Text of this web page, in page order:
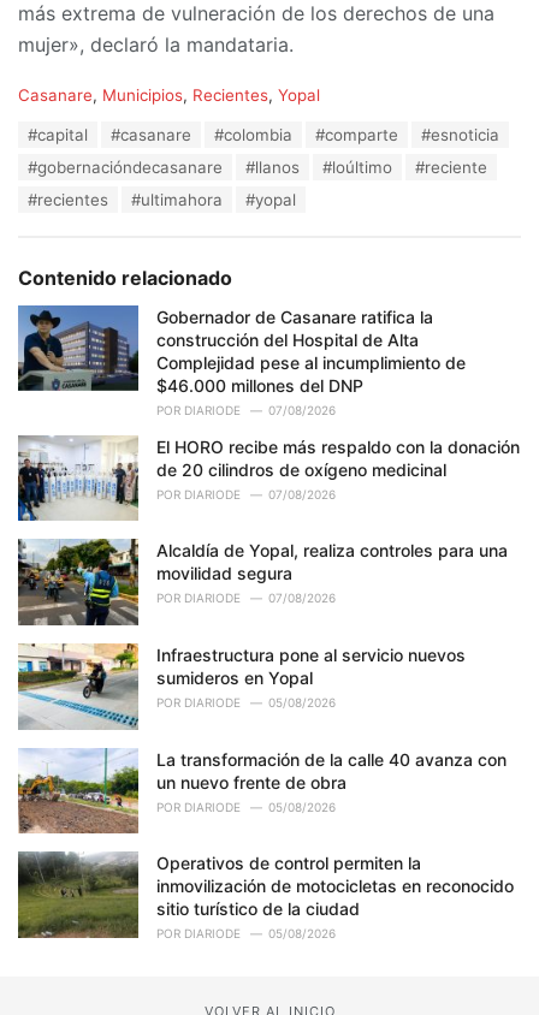
más extrema de vulneración de los derechos de una
mujer», declaró la mandataria.
C
e
s
:
Casanare, Municipios, Recientes, Yopal
#capital #casanare #colombia #comparte
#esnoticia
#gobernacióndecasanare
#llanos #loúltimo
#reciente
#recientes
#ultimahora #yopal
Contenido relacionado
Gobernador de Casanare ratifica la
construcción del Hospital de Alta
Complejidad pese al incumplimiento de
$46.000 millones del DNP
POR DIARIODE 07/08/2026
El HORO recibe más respaldo con la donación
de 20 cilindros de oxígeno medicinal
POR DIARIODE 07/08/2026
Alcaldía de Yopal, realiza controles para una
movilidad segura
POR DIARIODE 07/08/2026
Infraestructura pone al servicio nuevos
sumideros en Yopal
POR DIARIODE 05/08/2026
La transformación de la calle 40 avanza con
un nuevo frente de obra
POR DIARIODE 05/08/2026
Operativos de control permiten la
inmovilización de motocicletas en reconocido
sitio turístico de la ciudad
POR DIARIODE 05/08/2026